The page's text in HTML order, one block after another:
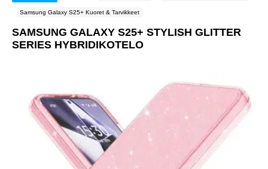
Samsung Galaxy S25+ Kuoret & Tarvikkeet
SAMSUNG GALAXY S25+ STYLISH GLITTER
SERIES HYBRIDIKOTELO